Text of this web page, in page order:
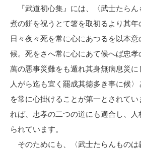
『武道初心集』には、〈武士たらん
煮の餅を祝うとて箸を取初るより其
日々夜々死を常に心にあつるを以本
候。死をさへ常に心にあて候へば忠
萬の悪事災難をも遁れ其身無病息災
人がら迄も宜く罷成其徳多き事に候
を常に心掛けることが第一とされて
れば、忠孝の二つの道にも適合し、人
られています。
そのためにも、〈武士たらんものは